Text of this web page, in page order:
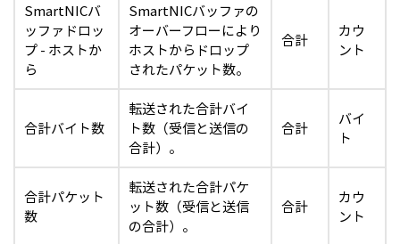
SmartNICバ
ッファドロッ
プ - ホストか
ら
SmartNICバッファの
オーバーフローにより
ホストからドロップ
されたパケット数。
合計
カウ
ント
合計バイト数
転送された合計バイ
ト数（受信と送信の
合計）。
合計
バイ
ト
合計パケット
数
転送された合計パケ
ット数（受信と送信
の合計）。
合計
カウ
ント